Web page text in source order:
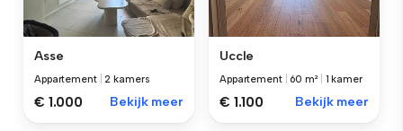
Asse
Appartement |2 kamers
€ 1.000 Bekijk meer
Uccle
Appartement 60 m² 1 kamer
€ 1.100 Bekijk meer